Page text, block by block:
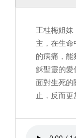
王桂梅姐
主，在生
的病痛，
穌聖靈的愛
面對生死的
止，反而